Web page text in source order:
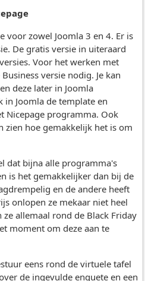
voor zowel Joomla 3 en 4. Er is
De gratis versie in uiteraard
Voor het werken met
versie nodig. Je kan
deze later in Joomla
Joomla de template en
Nicepage programma. Ook
zien hoe gemakkelijk het is om
dat bijna alle programma's
is het gemakkelijker dan bij de
en de andere heeft
onlopen ze mekaar niet heel
allemaal rond de Black Friday
moment om deze aan te
eens rond de virtuele tafel
de ingevulde enquete en een